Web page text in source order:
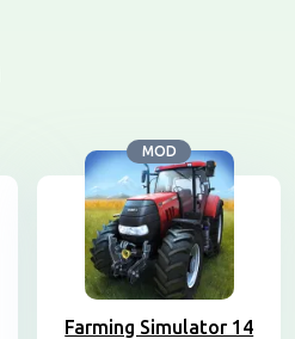
MOD
Farming Simulator 14